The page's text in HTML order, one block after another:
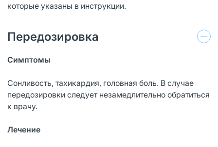
которые указаны в инструкции.
Передозировка
Симптомы
Сонливость, тахикардия, головная боль. В случае
передозировки следует незамедлительно обратиться
к врачу.
Лечение